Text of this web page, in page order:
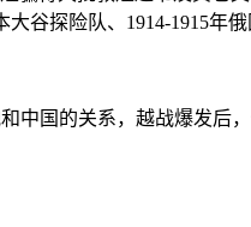
谷探险队、1914-1915年
中国的关系，越战爆发